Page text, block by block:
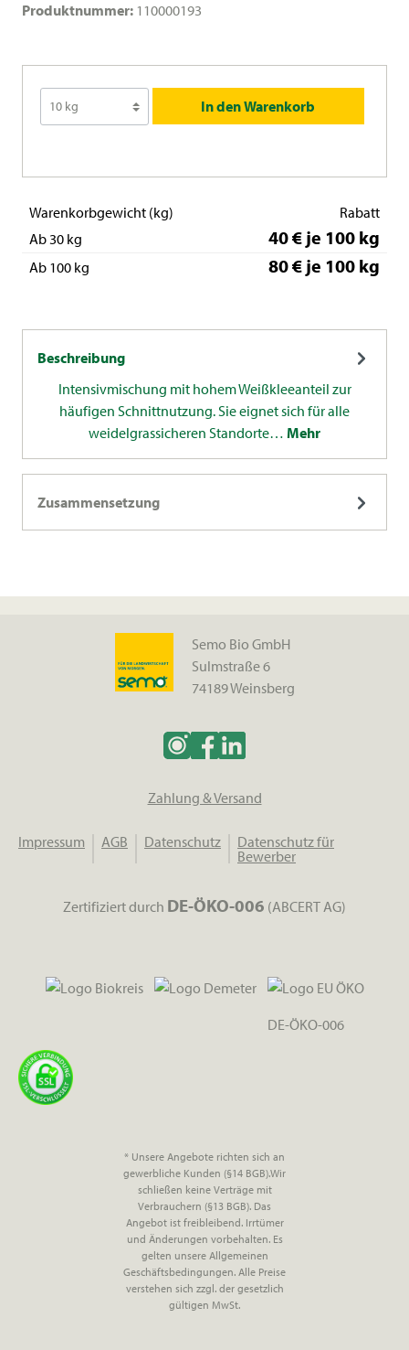
Produktnummer: 110000193
In den Warenkorb
Warenkorbgewicht (kg)
Rabatt
Ab 30 kg
40 € je 100 kg
Ab 100 kg 80 € je 100 kg
Beschreibung
Intensivmischung mit hohem Weißkleeanteil zur
häufigen Schnittnutzung. Sie eignet sich für alle
weidelgrassicheren Standorte… Mehr
Zusammensetzung
Semo Bio GmbH
Sulmstraße 6
74189 Weinsberg
Zahlung & Versand
Impressum AGB Datenschutz
Datenschutz für
Bewerber
Zertifiziert durch DE-ÖKO-006 (ABCERT AG)
DE-ÖKO-006
* Unsere Angebote richten sich an
gewerbliche Kunden (§14 BGB).Wir
schließen keine Verträge mit
Verbrauchern (§13 BGB). Das
Angebot ist freibleibend. Irrtümer
und Änderungen vorbehalten. Es
gelten unsere Allgemeinen
Geschäftsbedingungen. Alle Preise
verstehen sich zzgl. der gesetzlich
gültigen MwSt.